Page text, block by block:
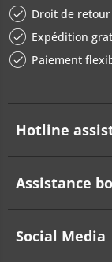
Droit de
Expédition
Paiement
Hotline
Assistance
Social Media